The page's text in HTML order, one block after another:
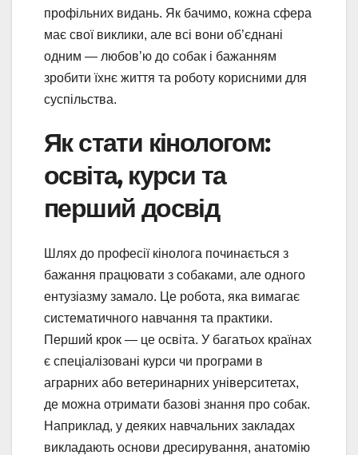
профільних видань. Як бачимо, кожна сфера
має свої виклики, але всі вони об’єднані
одним — любов’ю до собак і бажанням
зробити їхнє життя та роботу корисними для
суспільства.
Як стати кінологом:
освіта, курси та
перший досвід
Шлях до професії кінолога починається з
бажання працювати з собаками, але одного
ентузіазму замало. Це робота, яка вимагає
систематичного навчання та практики.
Перший крок — це освіта. У багатьох країнах
є спеціалізовані курси чи програми в
аграрних або ветеринарних університетах,
де можна отримати базові знання про собак.
Наприклад, у деяких навчальних закладах
викладають основи дресирування, анатомію